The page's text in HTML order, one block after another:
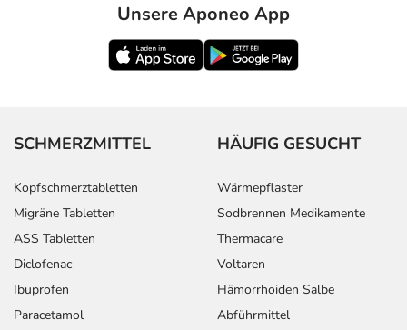
Unsere Aponeo App
SCHMERZMITTEL
Kopfschmerztabletten
Migräne Tabletten
ASS Tabletten
Diclofenac
Ibuprofen
Paracetamol
HÄUFIG GESUCHT
Wärmepflaster
Sodbrennen Medikamente
Thermacare
Voltaren
Hämorrhoiden Salbe
Abführmittel